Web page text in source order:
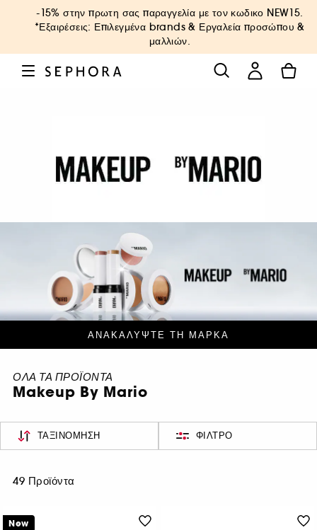
-15% στην πρωτη σας παραγγελία με τον κωδικο NEW15.
*Εξαιρέσεις: Επιλεγμένα brands & Εργαλεία προσώπου &
μαλλιών.
ΑΝΑΚΑΛΥΨΤΕ ΤΗ ΜΑΡΚΑ
ΟΛΑ ΤΑ ΠΡΟΪΟΝΤΑ
Makeup By Mario
ΤΑΞΙΝΌΜΗΣΗ ΦΊΛΤΡΟ
49 Προϊόντα
New